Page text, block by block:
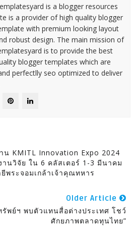
is a blogger resources
is a provider of high quality blogger
with premium looking layout
robust design. The main mission of
is to provide the best
blogger templates which are
perfectlly seo optimized to deliver
KMITL Innovation Expo 2024
นวิจัย ใน 6 คลัสเตอร์ 1-3 มีนาคม
พระจอมเกล้าเจ้าคุณทหาร
Older Article
พย์ฯ พบตัวแทนสื่อต่างประเทศ โชว์
ศักยภาพตลาดทุนไทย”